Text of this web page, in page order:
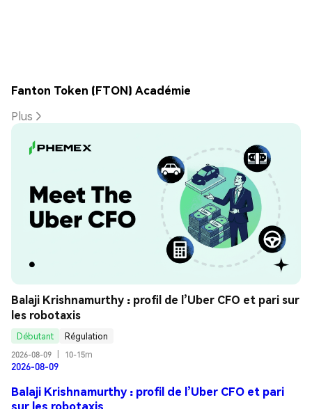
Fanton Token (FTON) Académie
Plus
Balaji Krishnamurthy : profil de l’Uber CFO et pari sur
les robotaxis
Débutant
Régulation
2026-08-09
10-15m
2026-08-09
Balaji Krishnamurthy : profil de l’Uber CFO et pari
sur les robotaxis